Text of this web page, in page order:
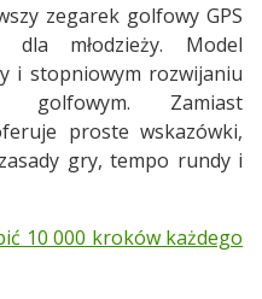
zegarek golfowy GPS
dla młodzieży. Model
i stopniowym rozwijaniu
Zamiast
proste wskazówki,
gry, tempo rundy i
10 000 kroków każdego